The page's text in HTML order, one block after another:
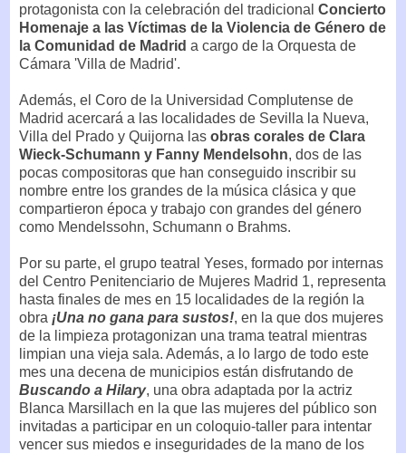
protagonista con la celebración del tradicional Concierto
Homenaje a las Víctimas de la Violencia de Género de
la Comunidad de Madrid a cargo de la Orquesta de
Cámara 'Villa de Madrid'.
Además, el Coro de la Universidad Complutense de
Madrid acercará a las localidades de Sevilla la Nueva,
Villa del Prado y Quijorna las obras corales de Clara
Wieck-Schumann y Fanny Mendelsohn, dos de las
pocas compositoras que han conseguido inscribir su
nombre entre los grandes de la música clásica y que
compartieron época y trabajo con grandes del género
como Mendelssohn, Schumann o Brahms.
Por su parte, el grupo teatral Yeses, formado por internas
del Centro Penitenciario de Mujeres Madrid 1, representa
hasta finales de mes en 15 localidades de la región la
obra ¡Una no gana para sustos!, en la que dos mujeres
de la limpieza protagonizan una trama teatral mientras
limpian una vieja sala. Además, a lo largo de todo este
mes una decena de municipios están disfrutando de
Buscando a Hilary, una obra adaptada por la actriz
Blanca Marsillach en la que las mujeres del público son
invitadas a participar en un coloquio-taller para intentar
vencer sus miedos e inseguridades de la mano de los